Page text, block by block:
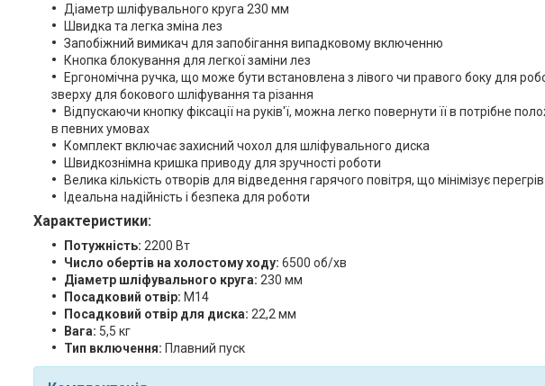
Діаметр шліфувального круга 230 мм
Швидка та легка зміна лез
Запобіжний вимикач для запобігання випадковому включенню
Кнопка блокування для легкої заміни лез
Ергономічна ручка, що може бути встановлена з лівого чи правого боку для
зверху для бокового шліфування та різання
Відпускаючи кнопку фіксації на руків'ї, можна легко повернути її в потрібне
в певних умовах
Комплект включає захисний чохол для шліфувального диска
Швидкознімна кришка приводу для зручності роботи
Велика кількість отворів для відведення гарячого повітря, що мінімізує
Ідеальна надійність і безпека для роботи
Характеристики:
Потужність: 2200 Вт
Число обертів на холостому ходу: 6500 об/хв
Діаметр шліфувального круга: 230 мм
Посадковий отвір: М14
Посадковий отвір для диска: 22,2 мм
Вага: 5,5 кг
Тип включення: Плавний пуск